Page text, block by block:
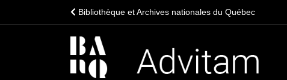
Bibliothèque et Archives nationales du Québec